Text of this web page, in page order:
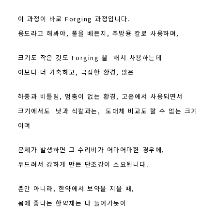
이 과정이 바로 Forging 과정입니다.
용도라고 해봐야, 풀을 베든지, 주방용 칼로 사용하며,
크기도 작은 것도 Forging 을 해서 사용하는데
이보다 더 가혹하고, 극심한 환경, 많은
하중과 비틀림, 멈춤이 없는 환경, 고온에서 사용되면서
크기에서도 낫과 식칼과는, 도대체 비교도 할 수 없는 크기
이며
문제가 발생하면 그 수리비가 어마어마한 경우에,
두드려서 강하게 만든 단조강이 소요됩니다.
뿐만 아니라, 한약에서 보약을 지을 때,
몸에 좋다는 한약재는 다 들어가듯이